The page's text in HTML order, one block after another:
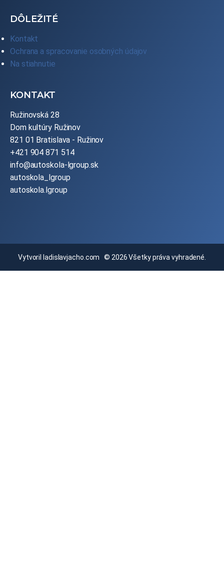
KONTAKT
Ružinovská 28
Dom kultúry Ružinov
821 01 Bratislava - Ružinov
+421 904 871 514
info@autoskola-lgroup.sk
autoskola_lgroup
autoskola.lgroup
DÔLEŽITÉ
Kontakt
Ochrana a spracovanie osobných údajov
Na stiahnutie
Vytvoril ladislavjacho.com © 2026 Všetky práva vyhradené.